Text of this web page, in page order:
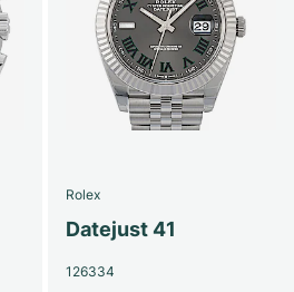
Rolex
Datejust 41
126334